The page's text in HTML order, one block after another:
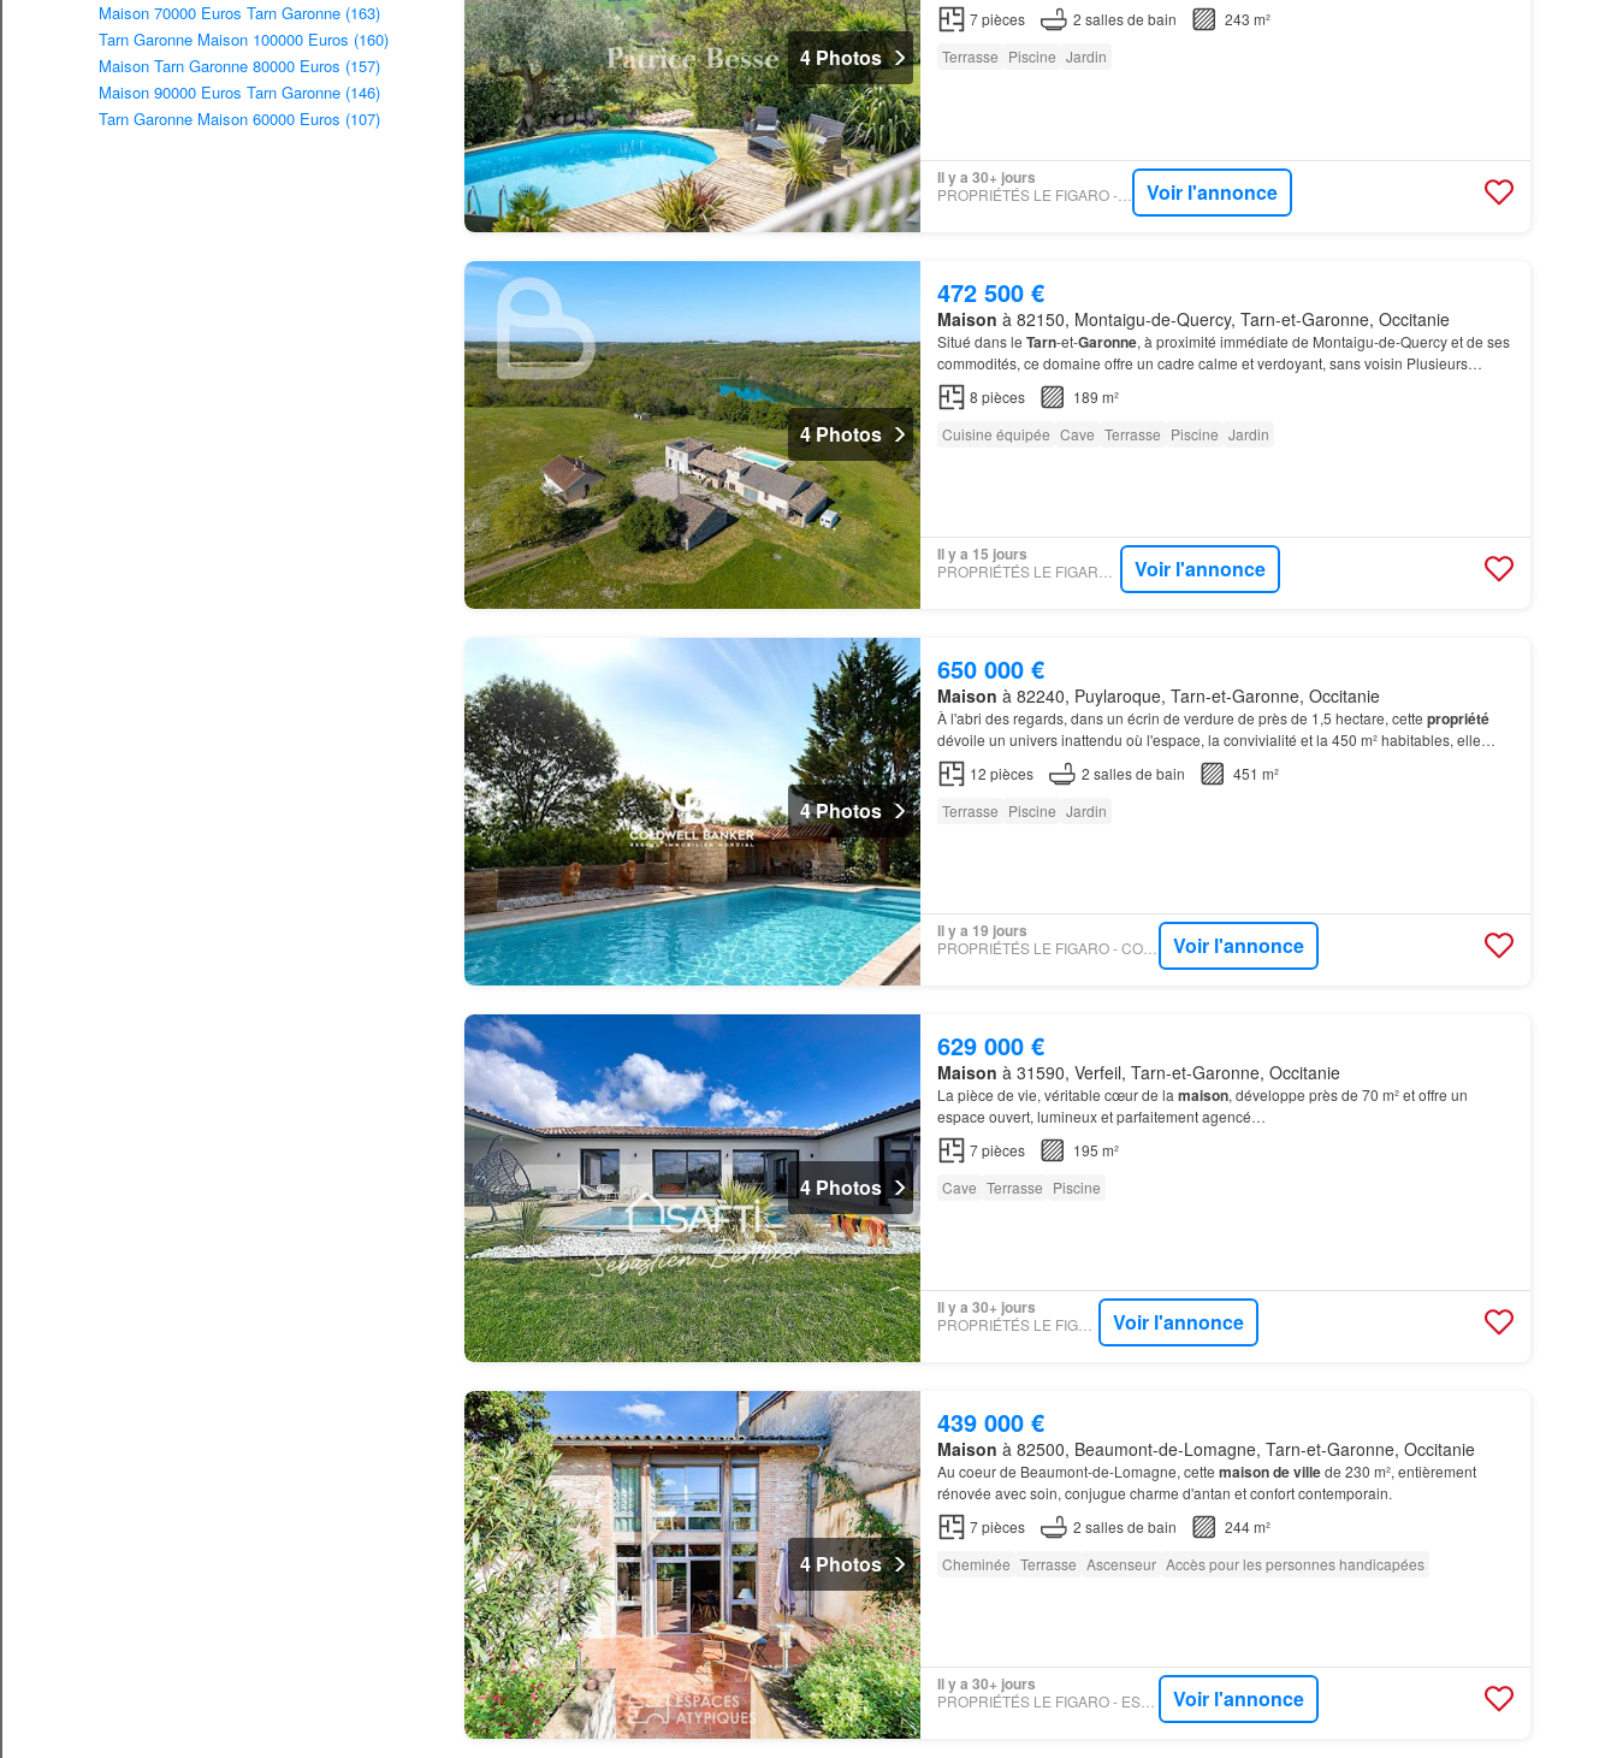
Maison 70000 Euros Tarn Garonne (163)
Tarn Garonne Maison 100000 Euros (160)
Maison Tarn Garonne 80000 Euros (157)
Maison 90000 Euros Tarn Garonne (146)
Tarn Garonne Maison 60000 Euros (107)
4 Photos
7pièces 2 salles de bain
243 m²
Terrasse Piscine Jardin
Il y a 30+ jours
PROPRIÉTÉS LE FIGARO - PATRICE BESSE Voir l'annonce
4 Photos
472 500 €
Maison à 82150, Montaigu-de-Quercy, Tarn-et-Garonne, Occitanie
Situé dans le Tarn-et-Garonne, à proximité immédiate de Montaigu-de-Quercy et de ses
commodités, ce domaine offre un cadre calme et verdoyant, sans voisin Plusieurs
dépendances (grange, cave, hangar), une piscine avec terrass…
8 pièces
189 m²
Cuisine équipée Cave Terrasse Piscine Jardin
Il y a 15 jours
Voir l'annonce
4 Photos
650 000 €
Maison à 82240, Puylaroque, Tarn-et-Garonne, Occitanie
À l'abri des regards, dans un écrin de verdure de près de 1,5 hectare, cette propriété
dévoile un univers inattendu où l'espace, la convivialité et la 450 m² habitables, elle
réunit une habitation principale d'environ 260 m²…
12 pièces 2 salles de bain
451 m²
Terrasse Piscine Jardin
Il y a 19 jours
PROPRIÉTÉS LE FIGARO - COLDWELL BANKER PARIS Voir l'annonce
4 Photos
629 000 €
Maison à 31590, Verfeil, Tarn-et-Garonne, Occitanie
La pièce de vie, véritable cœur de la maison, développe près de 70 m² et offre un
espace ouvert, lumineux et parfaitement agencé…
7pièces
195 m²
Cave Terrasse Piscine
Il y a 30+ jours
PROPRIÉTÉS LE FIGARO - SAFTI Voir l'annonce
4 Photos
439 000 €
Maison à 82500, Beaumont-de-Lomagne, Tarn-et-Garonne, Occitanie
Au coeur de Beaumont-de-Lomagne, cette maison de villede 230 m², entièrement
rénovée avec soin, conjugue charme d'antan et confort contemporain.
7pièces 2 salles de bain
244 m²
Cheminée Terrasse Ascenseur Accès pour les personnes handicapées
Il y a 30+ jours
PROPRIÉTÉS LE FIGARO - ESPACES ATYPIQUES MONTAUBAN Voir l'annonce